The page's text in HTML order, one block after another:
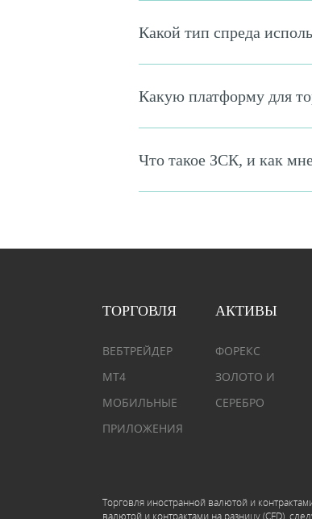
Какой тип спреда
Какую платформу для
Что такое ЗСК, и как мне
ТОРГОВЛЯ
ВЕБТРЕЙДЕР
MT4
МОБИЛЬНЫЕ
ПРИЛОЖЕНИЯ
АКТИВЫ
ФОРЕКС
ЗОЛОТО И
СЕРЕБРО
Торговля иностранной валютой и
валютой и контрактами на разницу (CFD),